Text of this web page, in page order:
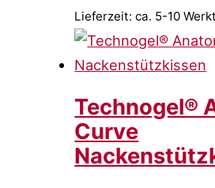
Lieferzeit: ca. 5-10
Technogel®
Curve